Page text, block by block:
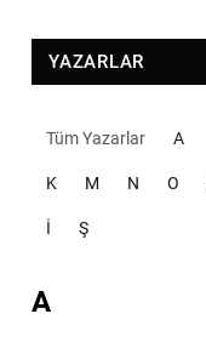
YAZARLAR
Tüm Yazarlar A
K M N O
İ Ş
A